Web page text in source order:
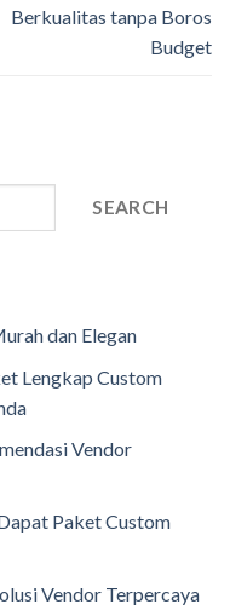
Berkualitas tanpa Boros
Budget
SEARCH
dan Elegan
Lengkap Custom
Vendor
Paket Custom
Vendor Terpercaya